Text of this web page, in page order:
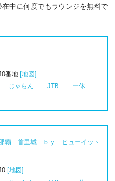
中に何度でもラウンジを無料で
番地 [地図]
じゃらん JTB
一休
覇 首里城 ｂｙ ヒューイット
[地図]